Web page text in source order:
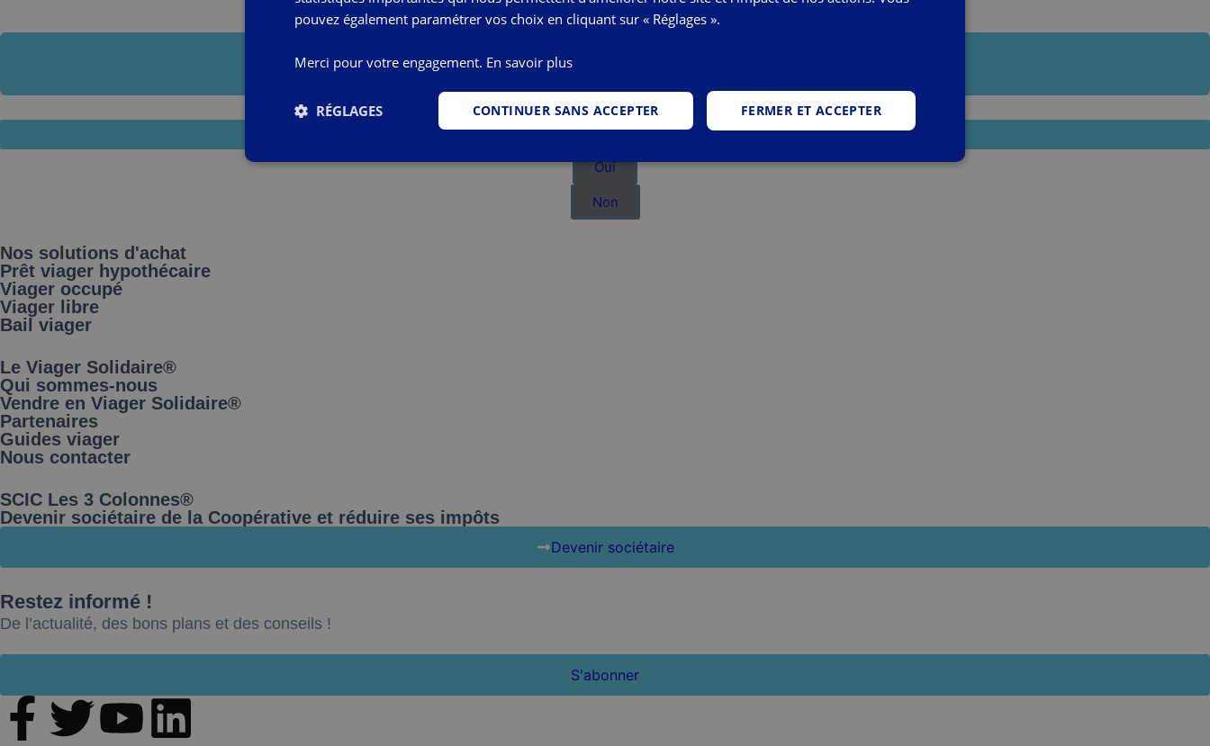
Vous avez 78 ans ou plus ? On vous rappelle immédiatement
Ces informations vous ont-elles été utiles ?
Oui
Non
Nos solutions d'achat
Prêt viager hypothécaire
Viager occupé
Viager libre
Bail viager
Le Viager Solidaire®
Qui sommes-nous
Vendre en Viager Solidaire®
Partenaires
Guides viager
Nous contacter
SCIC Les 3 Colonnes®
Devenir sociétaire de la Coopérative et réduire ses impôts
Devenir sociétaire
Restez informé !
De l’actualité, des bons plans et des conseils !
S'abonner
pouvez également paramétrer vos choix en cliquant sur « Réglages ».
Merci pour votre engagement. En savoir plus
FERMER ET ACCEPTER
CONTINUER SANS ACCEPTER
RÉGLAGES